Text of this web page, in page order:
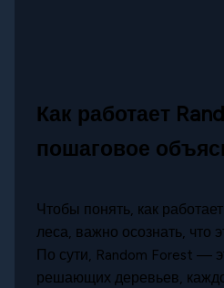
Как работает
пошаговое
Чтобы понять, как
леса, важно осознать, что
По сути, Random Forest —
решающих деревьев,